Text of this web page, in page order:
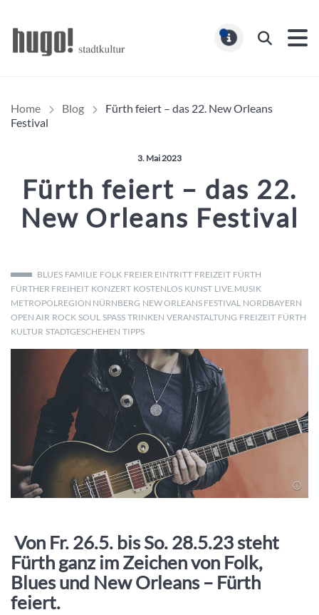
Suchen
Home Blog
Fürth feiert – das 22. New Orleans
Festival
Veröffentlicht am:
3. Mai 2023
Fürth feiert – das 22.
New Orleans Festival
BLUES FAMILIE FOLK FREIER EINTRITT FREIZEIT FÜRTH
FÜRTHER FREIHEIT KONZERT KOSTENLOS KUNST LIVE.MUSIK
METROPOLREGION NÜRNBERG NEW ORLEANS FESTIVAL NORDBAYERN
OPEN AIR ROCK SOUL SPASS TRINKEN VERANSTALTUNG FREIZEIT FÜRTH
KULTUR STADTGESCHEHEN TIPPS
Von Fr. 26.5. bis So. 28.5.23 steht
Fürth ganz im Zeichen von Folk,
Blues und New Orleans – Fürth
feiert.